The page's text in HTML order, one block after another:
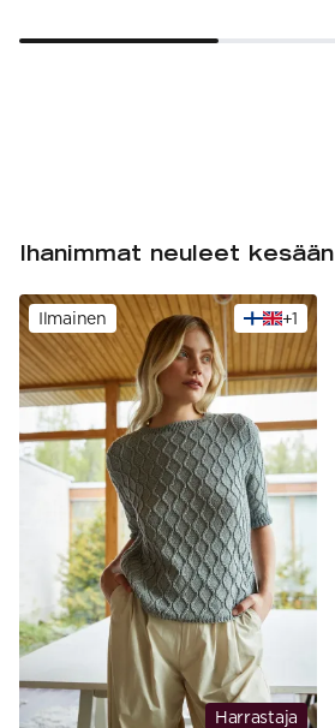
Ihanimmat neuleet kesään
+1
Harrastaja
Ilmainen